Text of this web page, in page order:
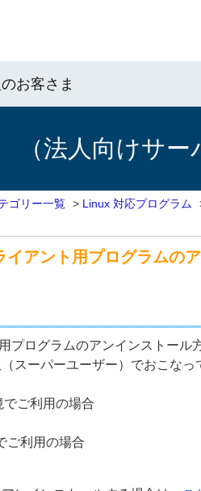
お客さま
法人向けサー
ゴリー一覧 > Linux 対応プログラム
アント用プログラムの
プログラムのアンインストー
スーパーユーザー）でおこなっ
でご利用の場合
ご利用の場合